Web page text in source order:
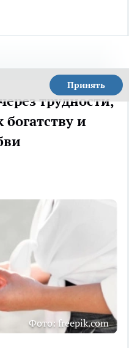
Принять
трудности,
и
Фото: freepik.com